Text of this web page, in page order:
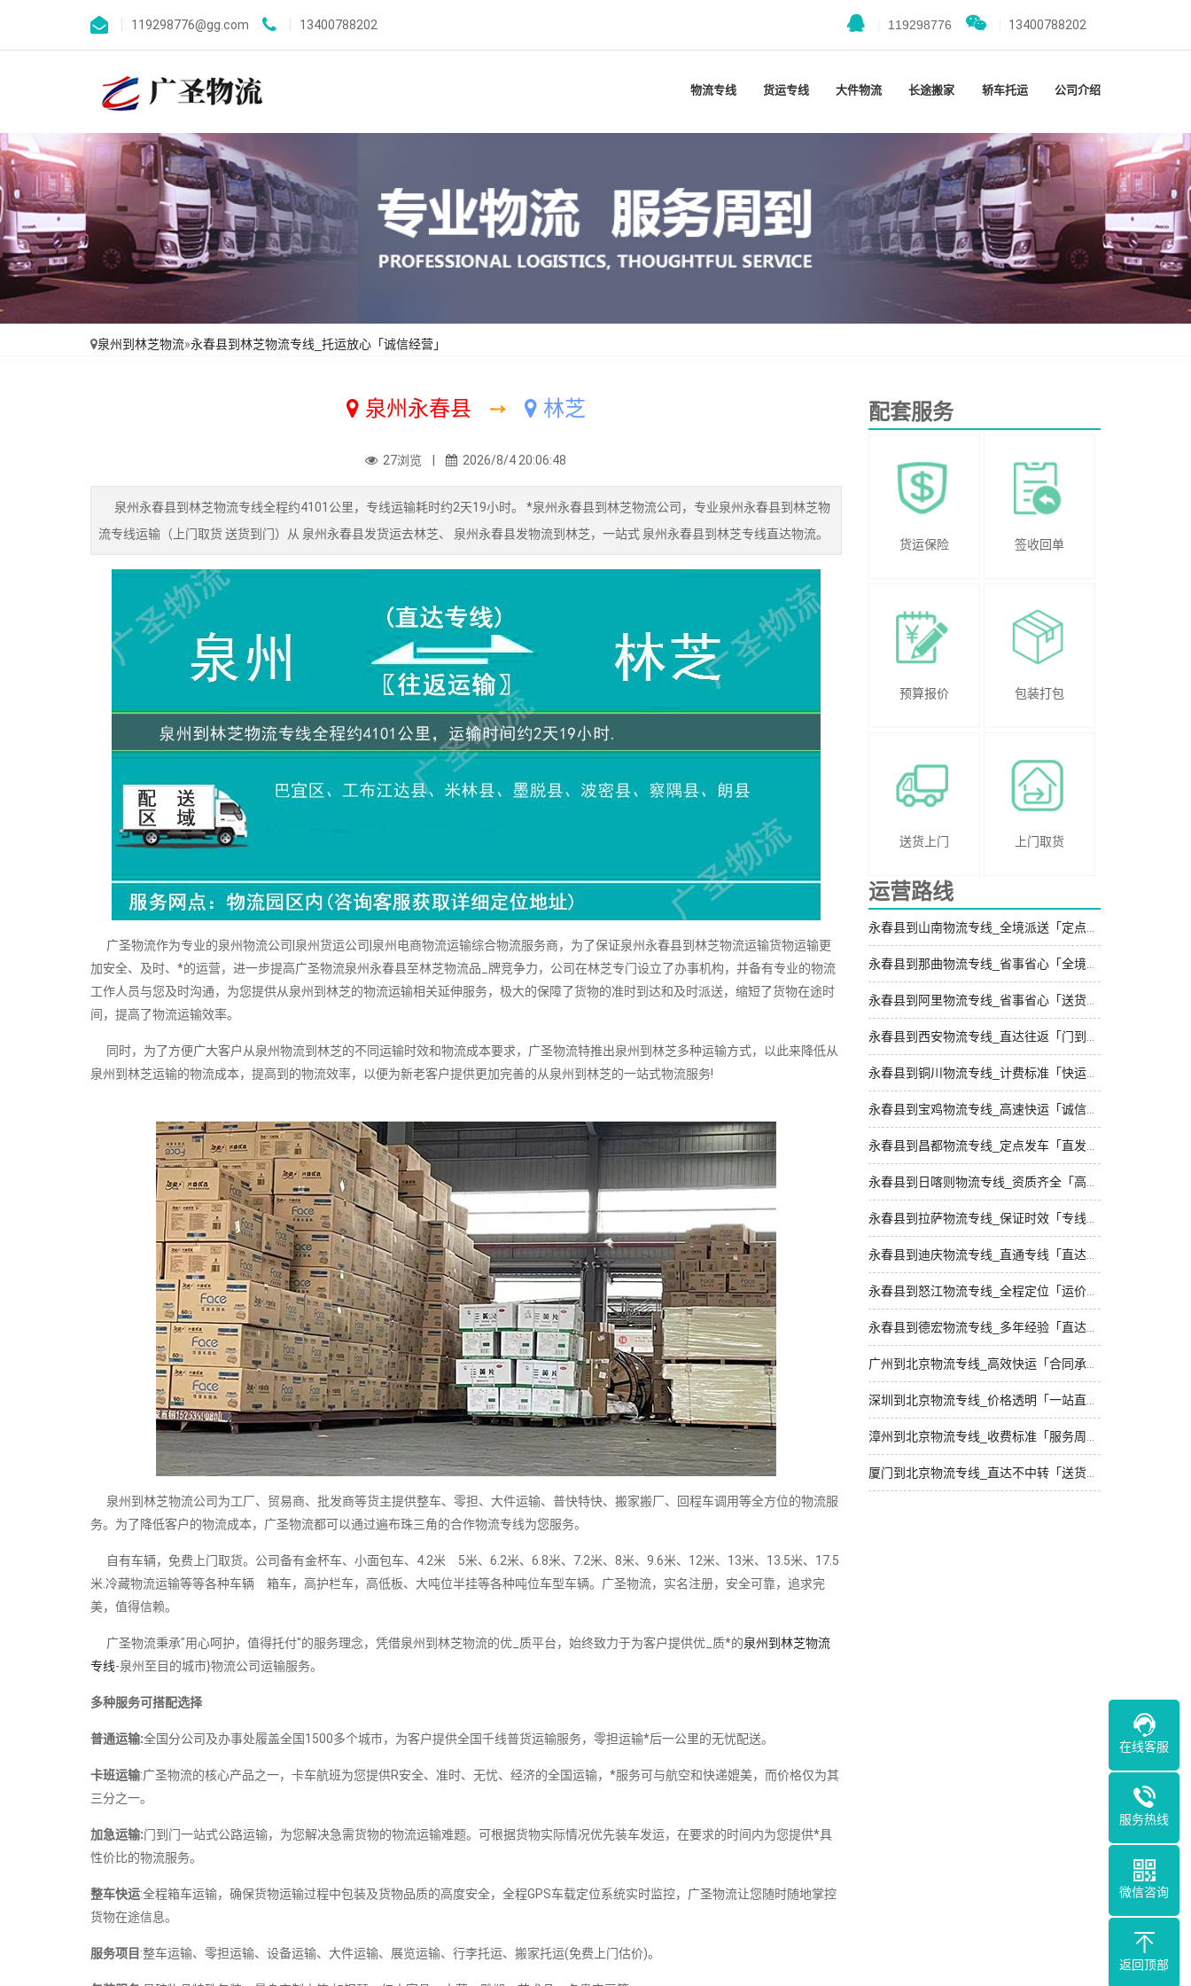
119298776@gg.com 13400788202 119298776 13400788202
物流专线 货运专线 大件物流 长途搬家 轿车托运 公司介绍
泉州到林芝物流»永春县到林芝物流专线_托运放心「诚信经营」
泉州永春县 ➙ 林芝
27浏览 | 2026/8/4 20:06:48
泉州永春县到林芝物流专线全程约4101公里，专线运输耗时约2天19小时。 *泉州永春县到林芝物流公司，专业泉州永春县到林芝物
流专线运输（上门取货 送货到门）从 泉州永春县发货运去林芝、 泉州永春县发物流到林芝，一站式 泉州永春县到林芝专线直达物流。
广圣物流作为专业的泉州物流公司|泉州货运公司|泉州电商物流运输综合物流服务商，为了保证泉州永春县到林芝物流运输货物运输更
加安全、及时、*的运营，进一步提高广圣物流泉州永春县至林芝物流品_牌竞争力，公司在林芝专门设立了办事机构，并备有专业的物流
工作人员与您及时沟通，为您提供从泉州到林芝的物流运输相关延伸服务，极大的保障了货物的准时到达和及时派送，缩短了货物在途时
间，提高了物流运输效率。
同时，为了方便广大客户从泉州物流到林芝的不同运输时效和物流成本要求，广圣物流特推出泉州到林芝多种运输方式，以此来降低从
泉州到林芝运输的物流成本，提高到的物流效率，以便为新老客户提供更加完善的从泉州到林芝的一站式物流服务!
泉州到林芝物流公司为工厂、贸易商、批发商等货主提供整车、零担、大件运输、普快特快、搬家搬厂、回程车调用等全方位的物流服
务。为了降低客户的物流成本，广圣物流都可以通过遍布珠三角的合作物流专线为您服务。
自有车辆，免费上门取货。公司备有金杯车、小面包车、4.2米 5米、6.2米、6.8米、7.2米、8米、9.6米、12米、13米、13.5米、17.5
米.冷藏物流运输等等各种车辆 箱车，高护栏车，高低板、大吨位半挂等各种吨位车型车辆。广圣物流，实名注册，安全可靠，追求完
美，值得信赖。
广圣物流秉承"用心呵护，值得托付"的服务理念，凭借泉州到林芝物流的优_质平台，始终致力于为客户提供优_质*的泉州到林芝物流
专线-泉州至目的城市}物流公司运输服务。
多种服务可搭配选择
普通运输:全国分公司及办事处履盖全国1500多个城市，为客户提供全国千线普货运输服务，零担运输*后一公里的无忧配送。
卡班运输:广圣物流的核心产品之一，卡车航班为您提供R安全、准时、无忧、经济的全国运输，*服务可与航空和快递媲美，而价格仅为其
三分之一。
加急运输:门到门一站式公路运输，为您解决急需货物的物流运输难题。可根据货物实际情况优先装车发运，在要求的时间内为您提供*具
性价比的物流服务。
整车快运:全程箱车运输，确保货物运输过程中包装及货物品质的高度安全，全程GPS车载定位系统实时监控，广圣物流让您随时随地掌控
货物在途信息。
服务项目 :整车运输、零担运输、设备运输、大件运输、展览运输、行李托运、搬家托运(免费上门估价)。
配套服务
货运保险 签收回单
预算报价 包装打包
送货上门 上门取货
运营路线
永春县到山南物流专线_全境派送「定点发车」
永春县到那曲物流专线_省事省心「全境配送」
永春县到阿里物流专线_省事省心「送货到门」
永春县到西安物流专线_直达往返「门到门配送」
永春县到铜川物流专线_计费标准「快运直达」
永春县到宝鸡物流专线_高速快运「诚信经营」
永春县到昌都物流专线_定点发车「直发全境」
永春县到日喀则物流专线_资质齐全「高速快运」
永春县到拉萨物流专线_保证时效「专线直达」
永春县到迪庆物流专线_直通专线「直达不中转」
永春县到怒江物流专线_全程定位「运价实惠」
永春县到德宏物流专线_多年经验「直达往返」
广州到北京物流专线_高效快运「合同承运」
深圳到北京物流专线_价格透明「一站直达」
漳州到北京物流专线_收费标准「服务周到」
厦门到北京物流专线_直达不中转「送货到门」
在线客服
服务热线
微信咨询
返回顶部